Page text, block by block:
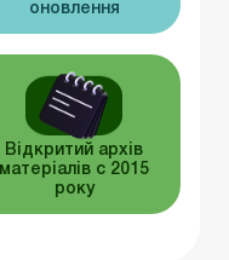
оновлення
Відкритий архів
матеріалів c 2015
року